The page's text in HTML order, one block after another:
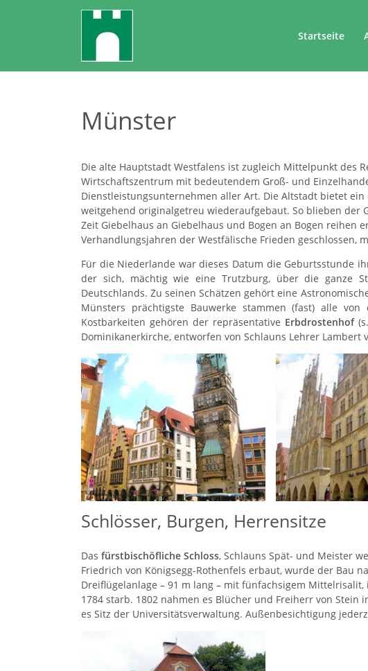
Startseite
Münster
Die alte Hauptstadt Westfalens ist zugleich Mittelpunkt des
Wirtschaftszentrum mit bedeutendem Groß- und
Dienstleistungsunternehmen aller Art. Die Altstadt bietet
weitgehend originalgetreu wiederaufgebaut. So blieben der
Zeit Giebelhaus an Giebelhaus und Bogen an Bogen reihen
Verhandlungsjahren der Westfälische Frieden geschlossen,
Für die Niederlande war dieses Datum die Geburtsstunde
der sich, mächtig wie eine Trutzburg, über die ganze
Deutschlands. Zu seinen Schätzen gehört eine
Münsters prächtigste Bauwerke stammen (fast) alle
Kostbarkeiten gehören der repräsentative Erbdrostenhof
Dominikanerkirche, entworfen von Schlauns Lehrer Lambert
Schlösser, Burgen, Herrensitze
Das fürstbischöfliche Schloss, Schlauns Spät- und Meister
Friedrich von Königsegg-Rothenfels erbaut, wurde der Bau
Dreiflügelanlage – 91 m lang – mit fünfachsigem
1784 starb. 1802 nahmen es Blücher und Freiherr von
es Sitz der Universitätsverwaltung. Außenbesichtigung